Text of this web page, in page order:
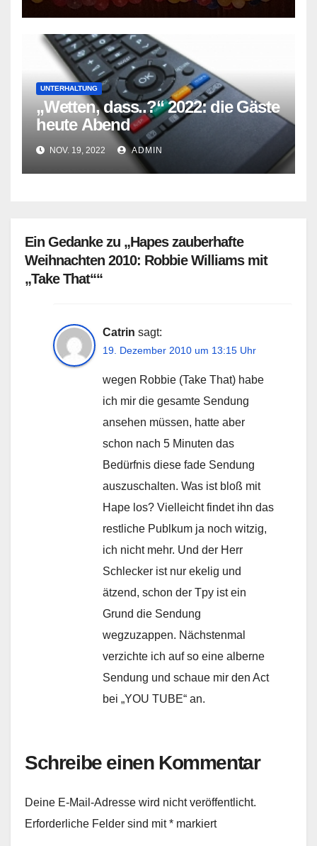
UNTERHALTUNG
„Wetten, dass..?“ 2022: die Gäste
heute Abend
NOV. 19, 2022 ADMIN
Ein Gedanke zu „Hapes zauberhafte
Weihnachten 2010: Robbie Williams mit
„Take That““
Catrin sagt:
19. Dezember 2010 um 13:15 Uhr
wegen Robbie (Take That) habe
ich mir die gesamte Sendung
ansehen müssen, hatte aber
schon nach 5 Minuten das
Bedürfnis diese fade Sendung
auszuschalten. Was ist bloß mit
Hape los? Vielleicht findet ihn das
restliche Publkum ja noch witzig,
ich nicht mehr. Und der Herr
Schlecker ist nur ekelig und
ätzend, schon der Tpy ist ein
Grund die Sendung
wegzuzappen. Nächstenmal
verzichte ich auf so eine alberne
Sendung und schaue mir den Act
bei „YOU TUBE“ an.
Schreibe einen Kommentar
Deine E-Mail-Adresse wird nicht veröffentlicht.
Erforderliche Felder sind mit* markiert